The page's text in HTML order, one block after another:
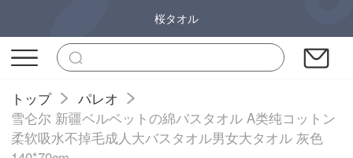
桜タオル
トップ
パレオ
雪仑尔 新疆ベルベットの綿バスタオル A类纯コットン
柔软吸水不掉毛成人大バスタオル男女大タオル 灰色